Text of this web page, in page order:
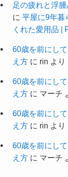
足の疲れと浮
に 平屋に9年暮
くれた愛用品 |
60歳を前にし
え方に rin より
60歳を前にし
え方に マーチ
60歳を前にし
え方に rin より
60歳を前にし
え方に マーチ